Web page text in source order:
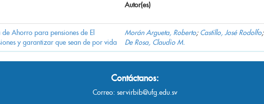
Autor(es)
Ahorro para pensiones de El
y garantizar que sean de por vida
Morán Argueta, Roberto; Castillo, José Rodolfo;
De Rosa, Claudio M.
Contáctanos:
Correo: servirbib@ufg.edu.sv